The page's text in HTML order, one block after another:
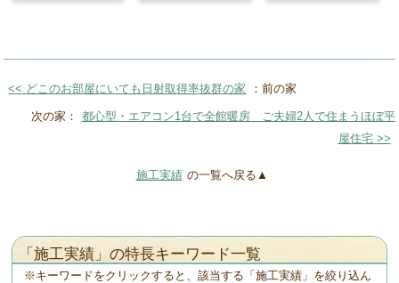
<< どこのお部屋にいても日射取得率抜群の家 ：前の家
次の家：
都心型・エアコン1台で全館暖房 ご夫婦2人で住まうほぼ平
屋住宅 >>
施工実績 の一覧へ戻る▲
「施工実績」の特長キーワード一覧
キーワードをクリックすると、該当する「施工実績」を絞り込ん